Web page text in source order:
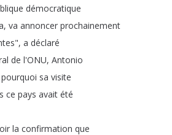
démocratique
, va annoncer prochainement
", a déclaré
de l'ONU, Antonio
pourquoi sa visite
ce pays avait été
la confirmation que